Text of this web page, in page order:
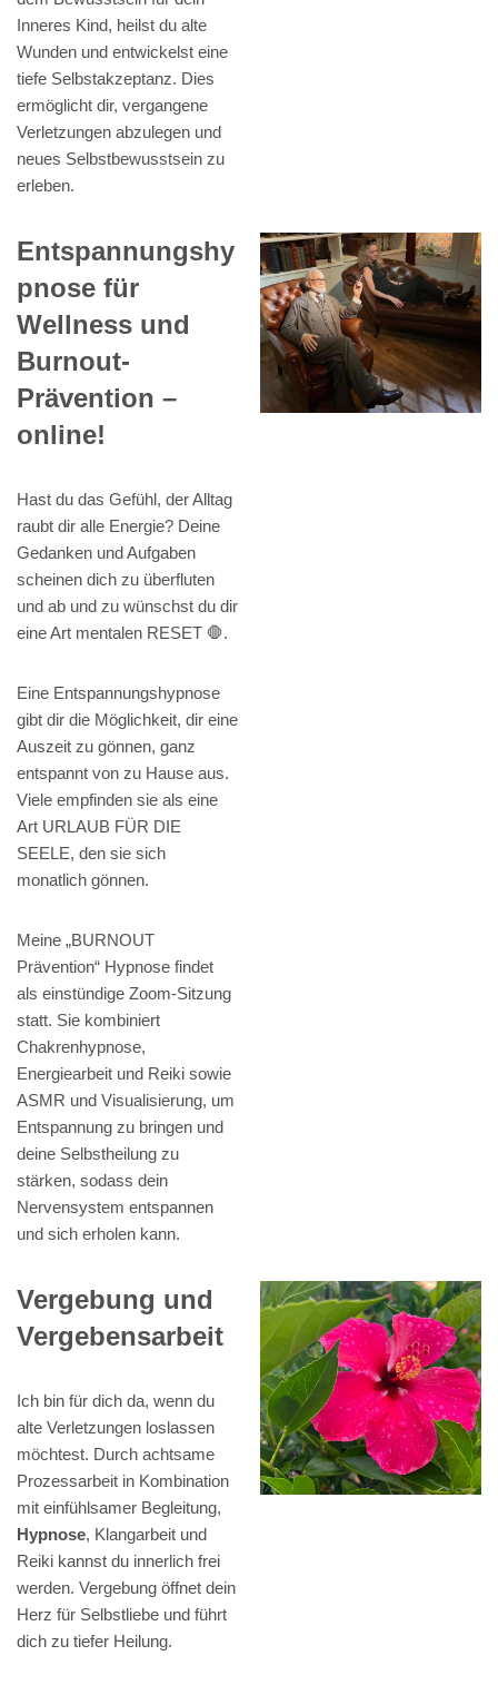
Inneres Kind, heilst du alte
Wunden und entwickelst eine
tiefe Selbstakzeptanz. Dies
ermöglicht dir, vergangene
Verletzungen abzulegen und
neues Selbstbewusstsein zu
erleben.
Entspannungshy
pnose für
Wellness und
Burnout-
Prävention –
online!
Hast du das Gefühl, der Alltag
raubt dir alle Energie? Deine
Gedanken und Aufgaben
scheinen dich zu überfluten
und ab und zu wünschst du dir
eine Art mentalen RESET 🛑.
Eine Entspannungshypnose
gibt dir die Möglichkeit, dir eine
Auszeit zu gönnen, ganz
entspannt von zu Hause aus.
Viele empfinden sie als eine
Art URLAUB FÜR DIE
SEELE, den sie sich
monatlich gönnen.
Meine „BURNOUT
Prävention“ Hypnose findet
als einstündige Zoom-Sitzung
statt. Sie kombiniert
Chakrenhypnose,
Energiearbeit und Reiki sowie
ASMR und Visualisierung, um
Entspannung zu bringen und
deine Selbstheilung zu
stärken, sodass dein
Nervensystem entspannen
und sich erholen kann.
Vergebung und
Vergebensarbeit
Ich bin für dich da, wenn du
alte Verletzungen loslassen
möchtest. Durch achtsame
Prozessarbeit in Kombination
mit einfühlsamer Begleitung,
Hypnose, Klangarbeit und
Reiki kannst du innerlich frei
werden. Vergebung öffnet dein
Herz für Selbstliebe und führt
dich zu tiefer Heilung.